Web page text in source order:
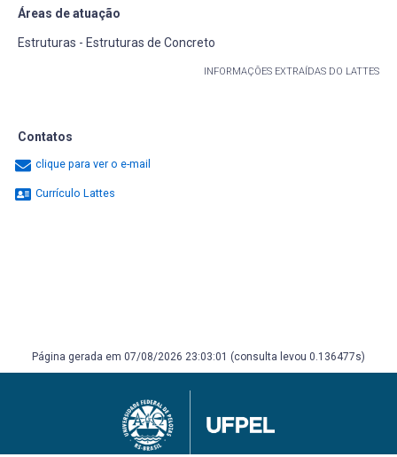
Áreas de atuação
Estruturas - Estruturas de Concreto
INFORMAÇÕES EXTRAÍDAS DO LATTES
Contatos
clique para ver o e-mail
Currículo Lattes
Página gerada em 07/08/2026 23:03:01 (consulta levou 0.136477s)